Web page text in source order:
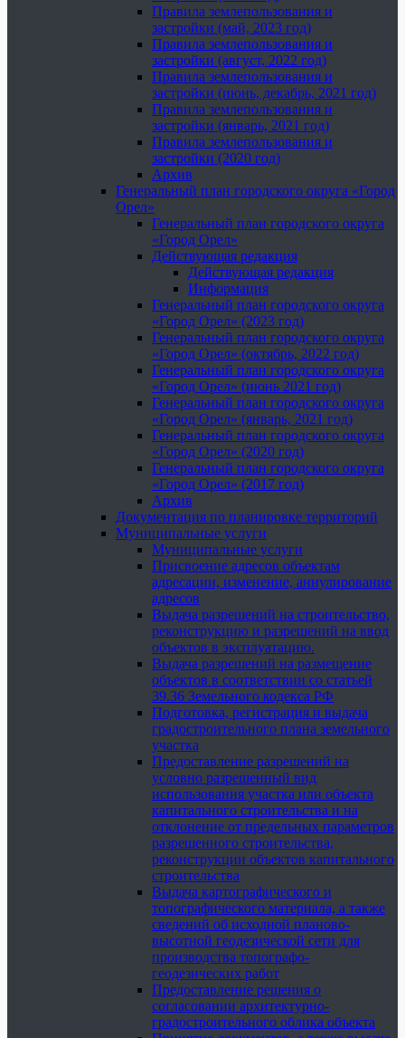
Правила землепользования и
застройки (май, 2023 год)
Правила землепользования и
застройки (август, 2022 год)
Правила землепользования и
застройки (июнь, декабрь, 2021 год)
Правила землепользования и
застройки (январь, 2021 год)
Правила землепользования и
застройки (2020 год)
Архив
Генеральный план городского округа «Город
Орел»
Генеральный план городского округа
«Город Орел»
Действующая редакция
Действующая редакция
Информация
Генеральный план городского округа
«Город Орел» (2023 год)
Генеральный план городского округа
«Город Орел» (октябрь, 2022 год)
Генеральный план городского округа
«Город Орел» (июнь 2021 год)
Генеральный план городского округа
«Город Орел» (январь, 2021 год)
Генеральный план городского округа
«Город Орел» (2020 год)
Генеральный план городского округа
«Город Орел» (2017 год)
Архив
Документация по планировке территорий
Муниципальные услуги
Муниципальные услуги
Присвоение адресов объектам
адресации, изменение, аннулирование
адресов
Выдача разрешений на строительство,
реконструкцию и разрешений на ввод
объектов в эксплуатацию.
Выдача разрешений на размещение
объектов в соответствии со статьей
39.36 Земельного кодекса РФ
Подготовка, регистрация и выдача
градостроительного плана земельного
участка
Предоставление разрешений на
условно разрешенный вид
использования участка или объекта
капитального строительства и на
отклонение от предельных параметров
разрешенного строительства,
реконструкции объектов капитального
строительства
Выдача картографического и
топографического материала, а также
сведений об исходной планово-
высотной геодезической сети для
производства топографо-
геодезических работ
Предоставление решения о
согласовании архитектурно-
градостроительного облика объекта